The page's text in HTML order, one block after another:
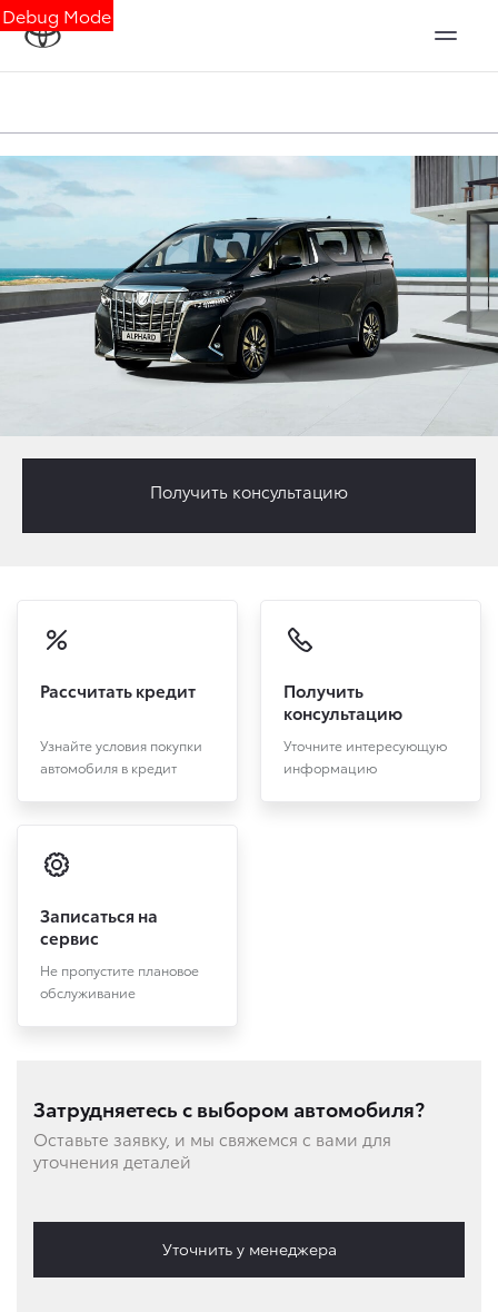
Debug Mode
Рассчитать кредит
Узнайте условия покупки
автомобиля в кредит
Получить
консультацию
Уточните интересующую
информацию
Записаться на
сервис
Не пропустите плановое
обслуживание
Затрудняетесь с выбором автомобиля?
Оставьте заявку, и мы свяжемся с вами для
уточнения деталей
Уточнить у менеджера